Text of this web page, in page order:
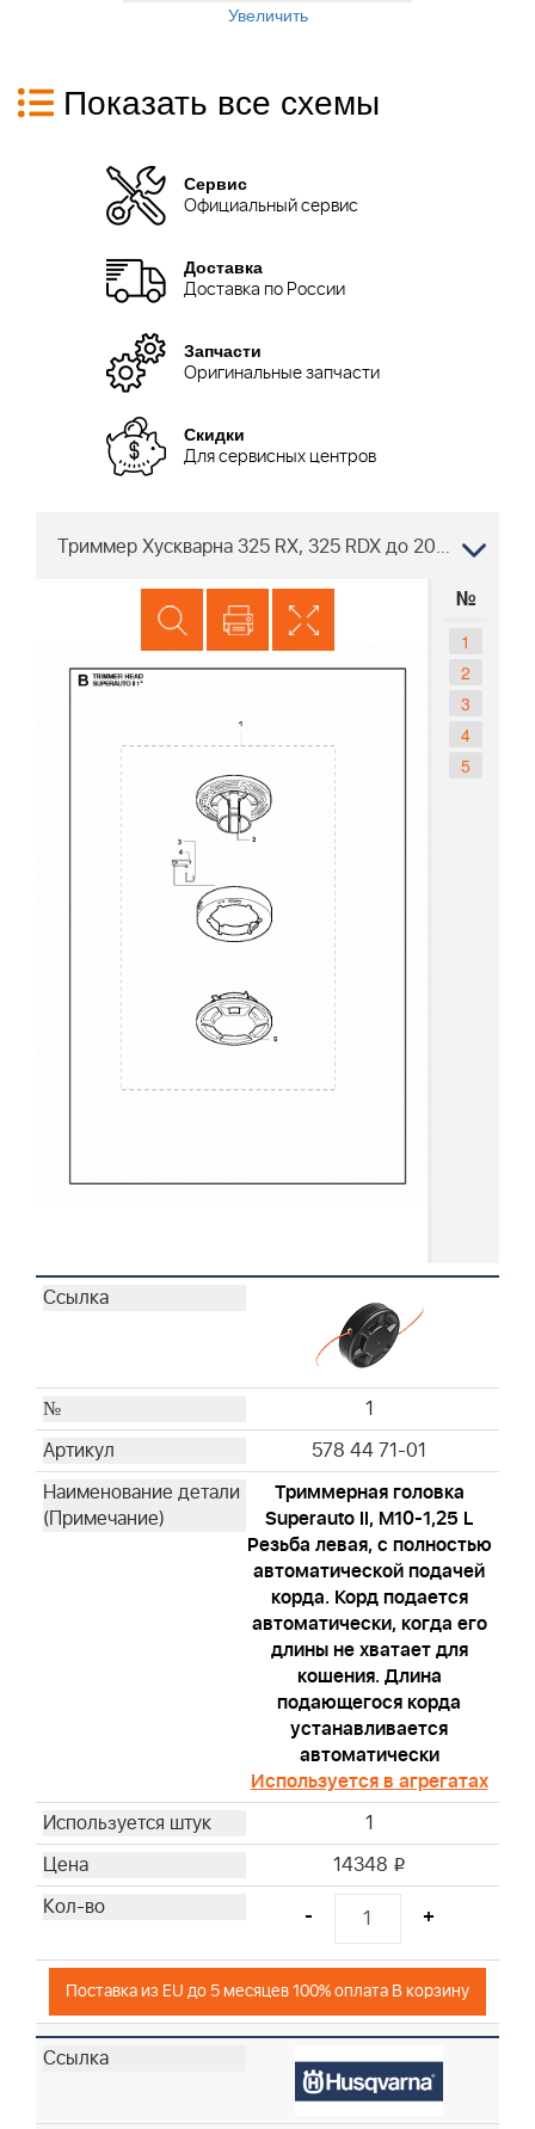
Увеличить
Показать все схемы
Сервис
Официальный сервис
Доставка
Доставка по России
Запчасти
Оригинальные запчасти
Скидки
Для сервисных центров
Триммер Хускварна 325 RX, 325 RDX до 2006-01 - Триммерная головка Superauto II, M10-1,25 L
№
1
2
3
4
5
1
578 44 71-01
Триммерная головка
Superauto II, M10-1,25 L
Резьба левая, с полностью
автоматической подачей
корда. Корд подается
автоматически, когда его
длины не хватает для
кошения. Длина
подающегося корда
устанавливается
автоматически
Используется в агрегатах
1
14348 i
- +
Поставка из EU до 5 месяцев 100% оплата В корзину